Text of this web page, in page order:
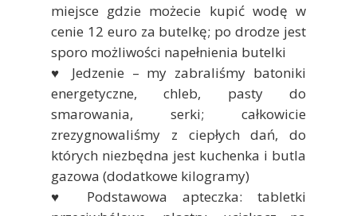
miejsce gdzie możecie kupić wodę w
cenie 12 euro za butelkę; po drodze jest
sporo możliwości napełnienia butelki
♥ Jedzenie – my zabraliśmy batoniki
energetyczne, chleb, pasty do
smarowania, serki; całkowicie
zrezygnowaliśmy z ciepłych dań, do
których niezbędna jest kuchenka i butla
gazowa (dodatkowe kilogramy)
♥ Podstawowa apteczka: tabletki